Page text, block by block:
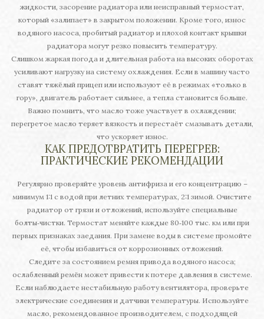
жидкости, засорение радиатора или неисправный термостат,
который «залипает» в закрытом положении. Кроме того, износ
водяного насоса, пробитый радиатор и плохой контакт крышки
радиатора могут резко повысить температуру.
Слишком жаркая погода и длительная работа на высоких оборотах
усиливают нагрузку на систему охлаждения. Если в машину часто
ставят тяжёлый прицеп или используют её в режимах «только в
гору», двигатель работает сильнее, а тепла становится больше.
Важно помнить, что масло тоже участвует в охлаждении;
перегретое масло теряет вязкость и перестаёт смазывать детали,
что ускоряет износ.
КАК ПРЕДОТВРАТИТЬ ПЕРЕГРЕВ:
ПРАКТИЧЕСКИЕ РЕКОМЕНДАЦИИ
Регулярно проверяйте уровень антифриза и его концентрацию –
минимум 1:1 с водой при летних температурах, 2:1 зимой. Очистите
радиатор от грязи и отложений, используйте специальные
болты‑чистки. Термостат меняйте каждые 80‑100 тыс. км или при
первых признаках заедания. При замене воды в системе промойте
её, чтобы избавиться от коррозионных отложений.
Следите за состоянием ремня привода водяного насоса;
ослабленный ремён может привести к потере давления в системе.
Если наблюдаете нестабильную работу вентилятора, проверьте
электрические соединения и датчики температуры. Используйте
масло, рекомендованное производителем, с подходящей